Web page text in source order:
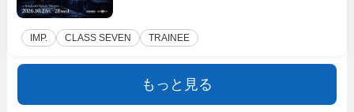
IMP. CLASS SEVEN TRAINEE
もっと見る